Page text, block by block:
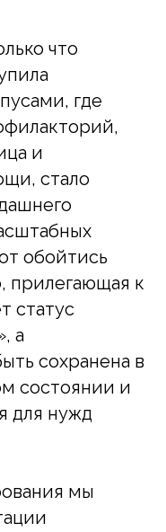
что
где
и
стало
обойтись
прилегающая к
статус
а
сохранена в
состоянии и
для нужд
мы